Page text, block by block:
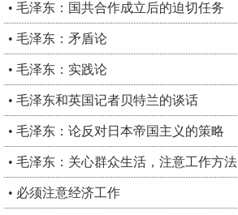
• 毛泽东：国共合作成立后的迫切任务
• 毛泽东：矛盾论
• 毛泽东：实践论
• 毛泽东和英国记者贝特兰的谈话
• 毛泽东：论反对日本帝国主义的策略
• 毛泽东：关心群众生活，注意工作方法
• 必须注意经济工作